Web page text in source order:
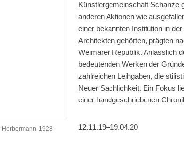
Herbermann. 1928
Künstlergemeinschaft Schanze
anderen Aktionen wie
einer bekannten Institution in
Architekten gehörten, prägten
Weimarer Republik. Anlässlich
bedeutenden Werken der
zahlreichen Leihgaben, die
Neuer Sachlichkeit. Ein Fokus
einer handgeschriebenen
12.11.19–19.04.20